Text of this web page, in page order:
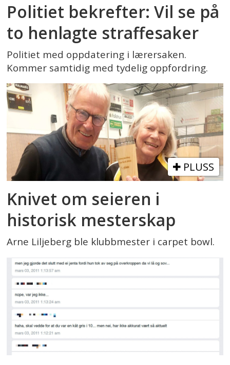
Politiet bekrefter: Vil se på
to henlagte straffesaker
Politiet med oppdatering i lærersaken.
Kommer samtidig med tydelig oppfordring.
PLUSS
Knivet om seieren i
historisk mesterskap
Arne Liljeberg ble klubbmester i carpet bowl.